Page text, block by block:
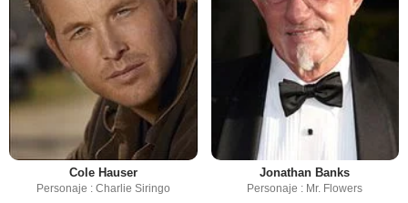
Cole Hauser
Personaje : Charlie Siringo
Jonathan Banks
Personaje : Mr. Flowers